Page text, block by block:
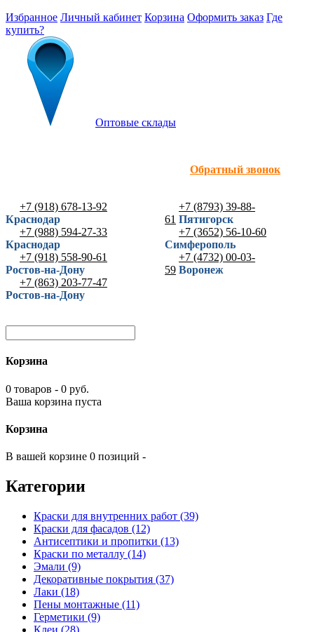
Избранное Личный кабинет Корзина Оформить заказ Где
купить?
Оптовые склады
Обратный звонок
+7 (918) 678-13-92
Краснодар
+7 (988) 594-27-33
Краснодар
+7 (918) 558-90-61
Ростов-на-Дону
+7 (863) 203-77-47
Ростов-на-Дону
+7 (8793) 39-88-
61 Пятигорск
+7 (3652) 56-10-60
Симферополь
+7 (4732) 00-03-
59 Воронеж
Корзина
0 товаров - 0 руб.
Ваша корзина пуста
Корзина
В вашей корзине 0 позиций -
Категории
Краски для внутренних работ (39)
Краски для фасадов (12)
Антисептики и пропитки (13)
Краски по металлу (14)
Эмали (9)
Декоративные покрытия (37)
Лаки (18)
Пены монтажные (11)
Герметики (9)
Клеи (28)